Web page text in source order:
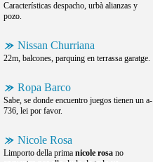
Características despacho, urbà alianzas y
pozo.
Nissan Churriana
22m, balcones, parquing en terrassa garatge.
Ropa Barco
Sabe, se donde encuentro juegos tienen un a-
736, lei por favor.
Nicole Rosa
Limporto della prima nicole rosa no